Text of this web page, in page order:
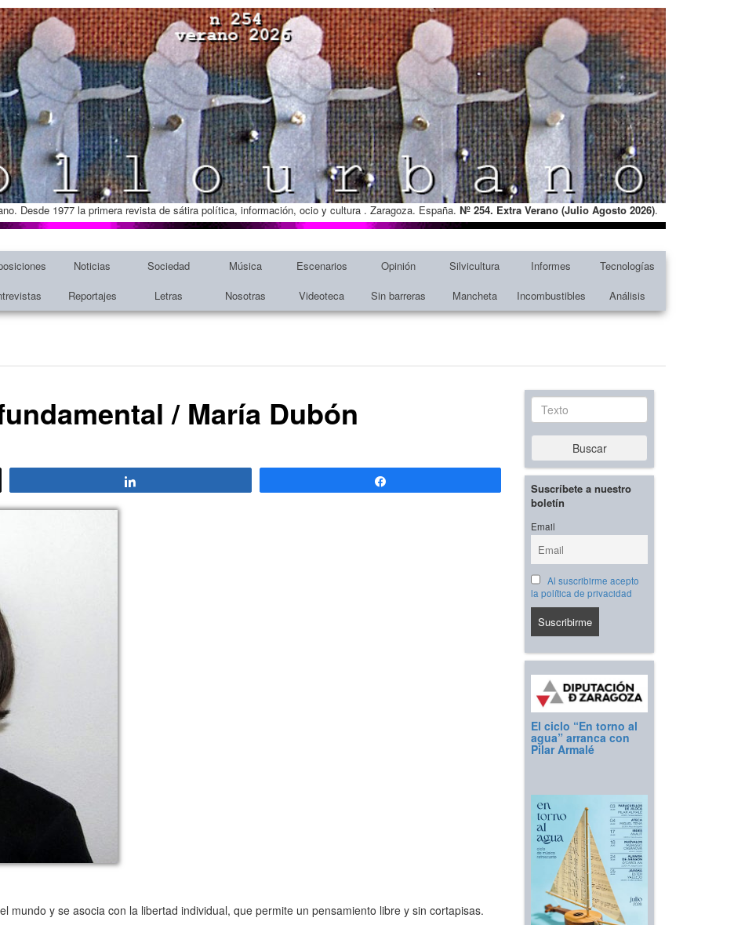
Desde 1977 la primera revista de sátira política, información, ocio y cultura . Zaragoza. España. Nº 254. Extra Verano (Julio Agosto 2026).
Noticias Sociedad Música Escenarios Opinión Silvicultura Informes
Tecnologías
Reportajes Letras Nosotras Videoteca Sin barreras Mancheta Incombustibles Análisis
/ María Dubón
y se asocia con la libertad individual, que permite un pensamiento libre y sin cortapisas.
Texto
Buscar
Suscríbete a nuestro
boletín
Email
Al suscribirme acepto
la política de privacidad
El ciclo “En torno al
agua” arranca con
Pilar Armalé